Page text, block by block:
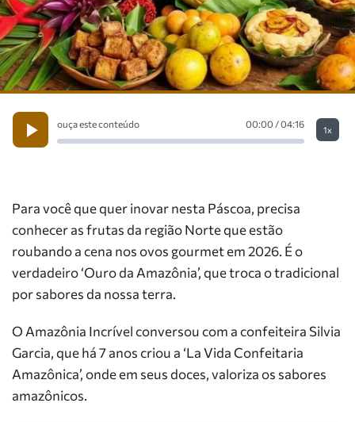
ouça este conteúdo 00:00 / 04:16
1x
Para você que quer inovar nesta Páscoa, precisa
conhecer as frutas da região Norte que estão
roubando a cena nos ovos gourmet em 2026. É o
verdadeiro ‘Ouro da Amazônia’, que troca o tradicional
por sabores da nossa terra.
O Amazônia Incrível conversou com a confeiteira Silvia
Garcia, que há 7 anos criou a ‘La Vida Confeitaria
Amazônica’, onde em seus doces, valoriza os sabores
amazônicos.